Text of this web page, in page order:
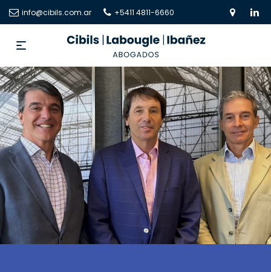
info@cibils.com.ar +5411 4811-6660